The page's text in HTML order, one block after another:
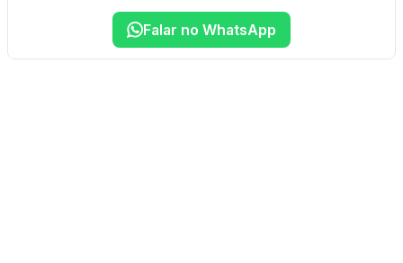
Falar no WhatsApp